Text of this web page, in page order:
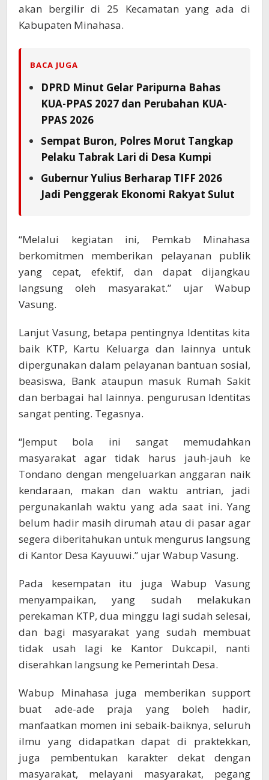
akan bergilir di 25 Kecamatan yang ada di
Kabupaten Minahasa.
BACA JUGA
DPRD Minut Gelar Paripurna Bahas
KUA-PPAS 2027 dan Perubahan KUA-
PPAS 2026
Sempat Buron, Polres Morut Tangkap
Pelaku Tabrak Lari di Desa Kumpi
Gubernur Yulius Berharap TIFF 2026
Jadi Penggerak Ekonomi Rakyat Sulut
“Melalui kegiatan ini, Pemkab Minahasa
berkomitmen memberikan pelayanan publik
yang cepat, efektif, dan dapat dijangkau
langsung oleh masyarakat.” ujar Wabup
Vasung.
Lanjut Vasung, betapa pentingnya Identitas kita
baik KTP, Kartu Keluarga dan lainnya untuk
dipergunakan dalam pelayanan bantuan sosial,
beasiswa, Bank ataupun masuk Rumah Sakit
dan berbagai hal lainnya. pengurusan Identitas
sangat penting. Tegasnya.
“Jemput bola ini sangat memudahkan
masyarakat agar tidak harus jauh-jauh ke
Tondano dengan mengeluarkan anggaran naik
kendaraan, makan dan waktu antrian, jadi
pergunakanlah waktu yang ada saat ini. Yang
belum hadir masih dirumah atau di pasar agar
segera diberitahukan untuk mengurus langsung
di Kantor Desa Kayuuwi.” ujar Wabup Vasung.
Pada kesempatan itu juga Wabup Vasung
menyampaikan, yang sudah melakukan
perekaman KTP, dua minggu lagi sudah selesai,
dan bagi masyarakat yang sudah membuat
tidak usah lagi ke Kantor Dukcapil, nanti
diserahkan langsung ke Pemerintah Desa.
Wabup Minahasa juga memberikan support
buat ade-ade praja yang boleh hadir,
manfaatkan momen ini sebaik-baiknya, seluruh
ilmu yang didapatkan dapat di praktekkan,
juga pembentukan karakter dekat dengan
masyarakat, melayani masyarakat, pegang